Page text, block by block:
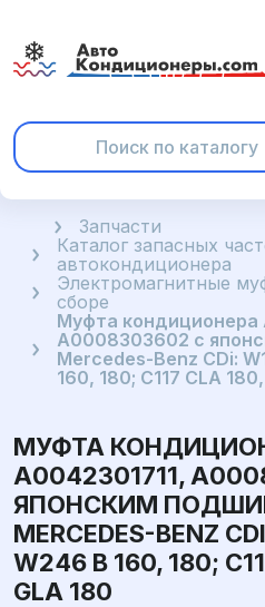
ГлавнаяЗапчасти
Каталог запасных
автокондиционера
Электромагнитные
сборе
Муфта кондиционера
A0008303602 с
Mercedes-Benz CDi:
160, 180; C117 CLA
МУФТА
A0042301711,
ЯПОНСКИМ
MERCEDES-BENZ
W246 B 160, 180;
GLA 180